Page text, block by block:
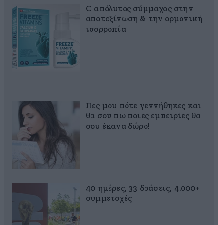
Ο απόλυτος σύμμαχος στην
αποτοξίνωση & την ορμονική
ισορροπία
Πες μου πότε γεννήθηκες και
θα σου πω ποιες εμπειρίες θα
σου έκανα δώρο!
40 ημέρες, 33 δράσεις, 4.000+
συμμετοχές